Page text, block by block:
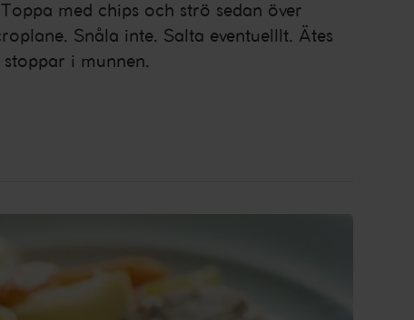
med chips och strö sedan över
Snåla inte. Salta eventuelllt. Ätes
i munnen.